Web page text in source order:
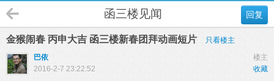
回复
函三楼见闻
金猴闹春 丙申大吉 函三楼新春团拜动画短片
只看楼主
楼主
巴依
收藏
2016-2-7 23:22:52